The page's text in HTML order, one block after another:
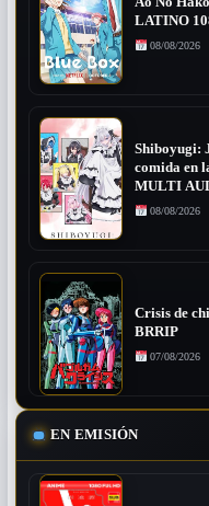
LATINO
08/08/2026
Shiboyugi:
comida en
MULTI
08/08/2026
Crisis de
BRRIP
07/08/2026
EN EMISIÓN